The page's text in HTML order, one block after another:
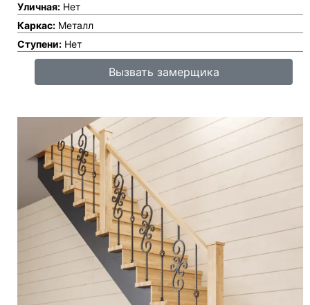
Уличная: Нет
Каркас: Металл
Ступени: Нет
Вызвать замерщика